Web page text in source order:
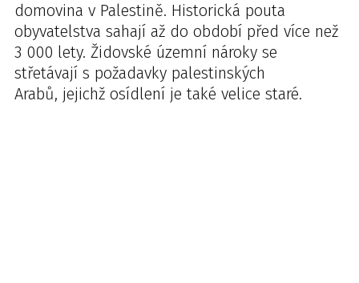
domovina v Palestině. Historická pouta
obyvatelstva sahají až do období před více než
3 000 lety. Židovské územní nároky se
střetávají s požadavky palestinských
Arabů, jejichž osídlení je také velice staré.